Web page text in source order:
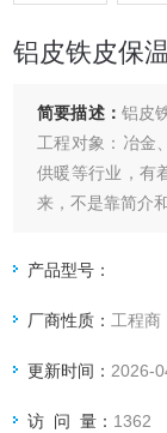
铝皮铁皮保
简要描述： 铝皮
工程对象：冶金
供暖等行业，有
来，不是靠简介
产品型号：
厂商性质： 工程商
更新时间： 2026-
访 问 量： 1362